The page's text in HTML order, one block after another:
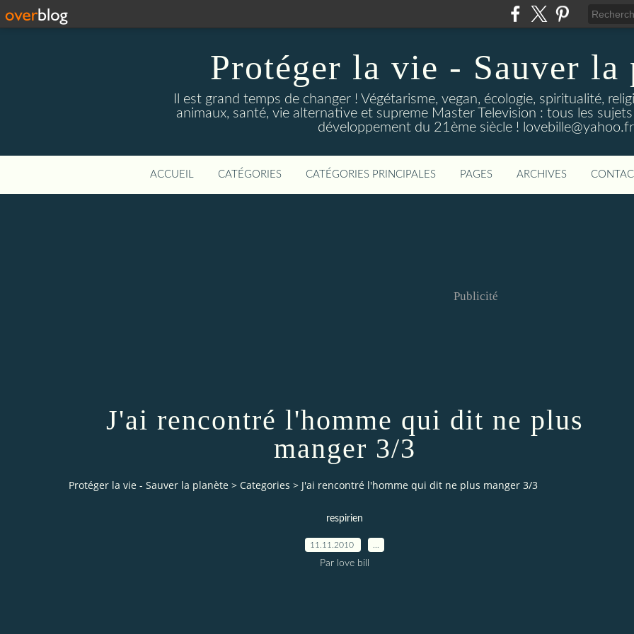
Protéger la vie - Sauver la
Il est grand temps de changer ! Végétarisme, vegan, écologie, spiritualité,
animaux, santé, vie alternative et supreme Master Television : tous les
développement du 21ème siècle ! lovebille@yahoo.fr
ACCUEIL CATÉGORIES CATÉGORIES PRINCIPALES PAGES ARCHIVES
Publicité
J'ai rencontré l'homme qui dit ne plus
manger 3/3
Protéger la vie - Sauver la planète > Categories > J'ai rencontré l'homme qui dit ne plus manger 3/3
respirien
11.11.2010
Par love bill